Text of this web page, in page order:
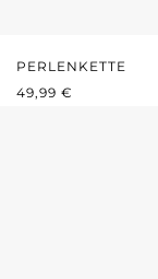
PERLENKETTE
REGULÄRER
49,99 €